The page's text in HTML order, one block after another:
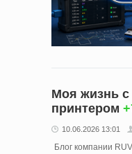
Моя жизнь
принтером
10.06.2026 13:01
Блог компании